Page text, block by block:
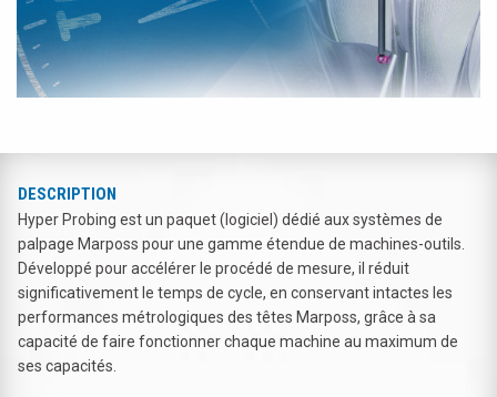
DESCRIPTION
Hyper Probing est un paquet (logiciel) dédié aux systèmes de
palpage Marposs pour une gamme étendue de machines-outils.
Développé pour accélérer le procédé de mesure, il réduit
significativement le temps de cycle, en conservant intactes les
performances métrologiques des têtes Marposs, grâce à sa
capacité de faire fonctionner chaque machine au maximum de
ses capacités.